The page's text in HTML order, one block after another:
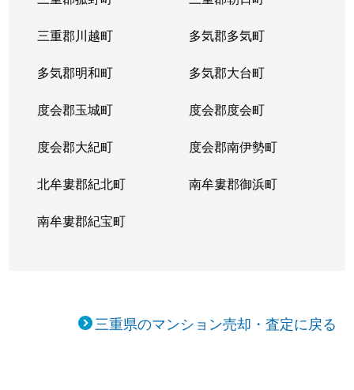
三重郡川越町 多気郡多気町
多気郡明和町 多気郡大台町
度会郡玉城町 度会郡度会町
度会郡大紀町 度会郡南伊勢町
北牟婁郡紀北町 南牟婁郡御浜町
南牟婁郡紀宝町
三重県のマンション売却・査定に戻る